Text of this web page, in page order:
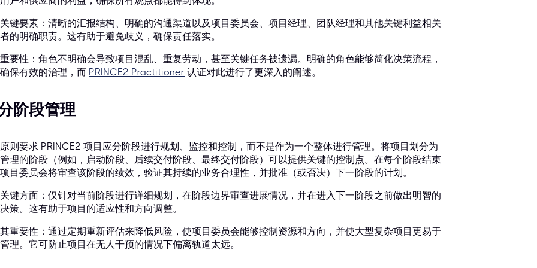
关键要素：清晰的汇报结构、明确的沟通渠道以及项目委员会、项目经理、团队经理和其他关键利益相关
者的明确职责。这有助于避免歧义，确保责任落实。
重要性：角色不明确会导致项目混乱、重复劳动，甚至关键任务被遗漏。明确的角色能够简化决策流程，
确保有效的治理，而 PRINCE2 Practitioner 认证对此进行了更深入的阐述。
阶段管理
则要求 PRINCE2 项目应分阶段进行规划、监控和控制，而不是作为一个整体进行管理。将项目划分为
理的阶段（例如，启动阶段、后续交付阶段、最终交付阶段）可以提供关键的控制点。在每个阶段结束
目委员会将审查该阶段的绩效，验证其持续的业务合理性，并批准（或否决）下一阶段的计划。
关键方面：仅针对当前阶段进行详细规划，在阶段边界审查进展情况，并在进入下一阶段之前做出明智的
决策。这有助于项目的适应性和方向调整。
其重要性：通过定期重新评估来降低风险，使项目委员会能够控制资源和方向，并使大型复杂项目更易于
管理。它可防止项目在无人干预的情况下偏离轨道太远。